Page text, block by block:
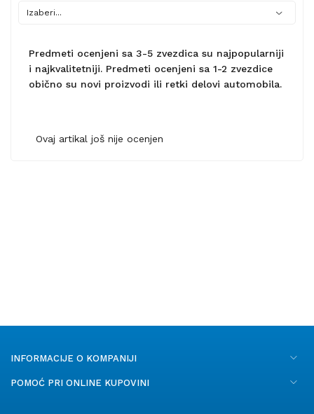
Predmeti ocenjeni sa 3-5 zvezdica su najpopularniji
i najkvalitetniji. Predmeti ocenjeni sa 1-2 zvezdice
obično su novi proizvodi ili retki delovi automobila.
Ovaj artikal još nije ocenjen
INFORMACIJE O KOMPANIJI
POMOĆ PRI ONLINE KUPOVINI